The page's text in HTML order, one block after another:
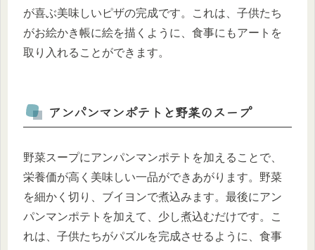
が喜ぶ美味しいピザの完成です。これは、子供たち
がお絵かき帳に絵を描くように、食事にもアートを
取り入れることができます。
アンパンマンポテトと野菜のスープ
野菜スープにアンパンマンポテトを加えることで、
栄養価が高く美味しい一品ができあがります。野菜
を細かく切り、ブイヨンで煮込みます。最後にアン
パンマンポテトを加えて、少し煮込むだけです。こ
れは、子供たちがパズルを完成させるように、食事